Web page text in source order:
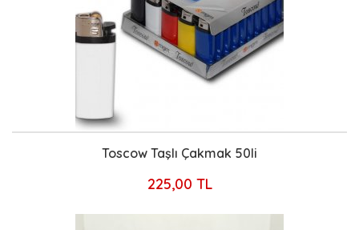
Toscow Taşlı Çakmak 50li
225,00 TL